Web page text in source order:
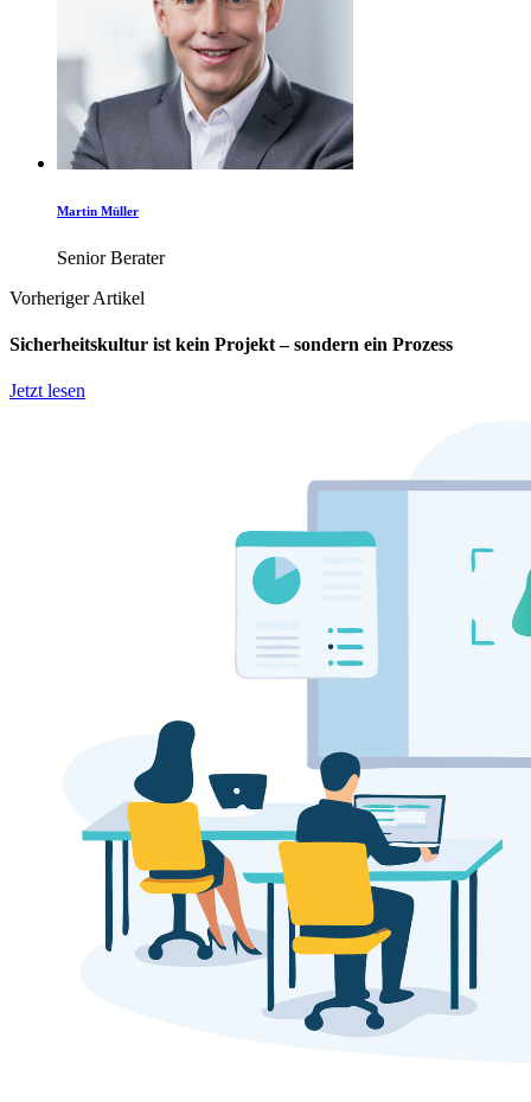
Martin Müller
Senior Berater
Vorheriger Artikel
Sicherheitskultur ist kein Projekt – sondern ein Prozess
Jetzt lesen